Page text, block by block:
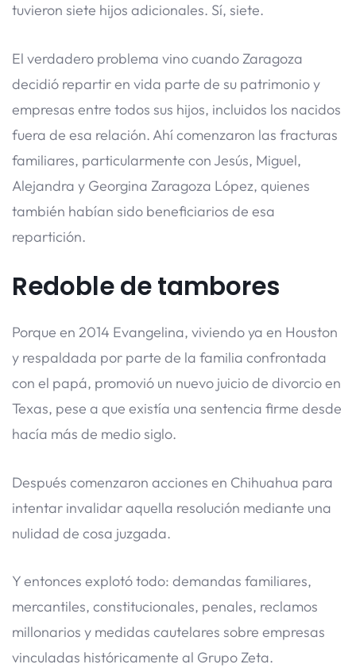
tuvieron siete hijos adicionales. Sí, siete.
El verdadero problema vino cuando Zaragoza
decidió repartir en vida parte de su patrimonio y
empresas entre todos sus hijos, incluidos los nacidos
fuera de esa relación. Ahí comenzaron las fracturas
familiares, particularmente con Jesús, Miguel,
Alejandra y Georgina Zaragoza López, quienes
también habían sido beneficiarios de esa
repartición.
Redoble de tambores
Porque en 2014 Evangelina, viviendo ya en Houston
y respaldada por parte de la familia confrontada
con el papá, promovió un nuevo juicio de divorcio en
Texas, pese a que existía una sentencia firme desde
hacía más de medio siglo.
Después comenzaron acciones en Chihuahua para
intentar invalidar aquella resolución mediante una
nulidad de cosa juzgada.
Y entonces explotó todo: demandas familiares,
mercantiles, constitucionales, penales, reclamos
millonarios y medidas cautelares sobre empresas
vinculadas históricamente al Grupo Zeta.